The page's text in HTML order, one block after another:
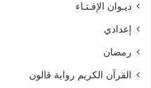
ديـوان الإفـتـاء
إعدادي
رمضان
القرآن الكريم رواية قالون